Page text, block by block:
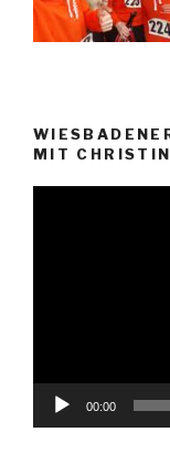
MIT
00:00